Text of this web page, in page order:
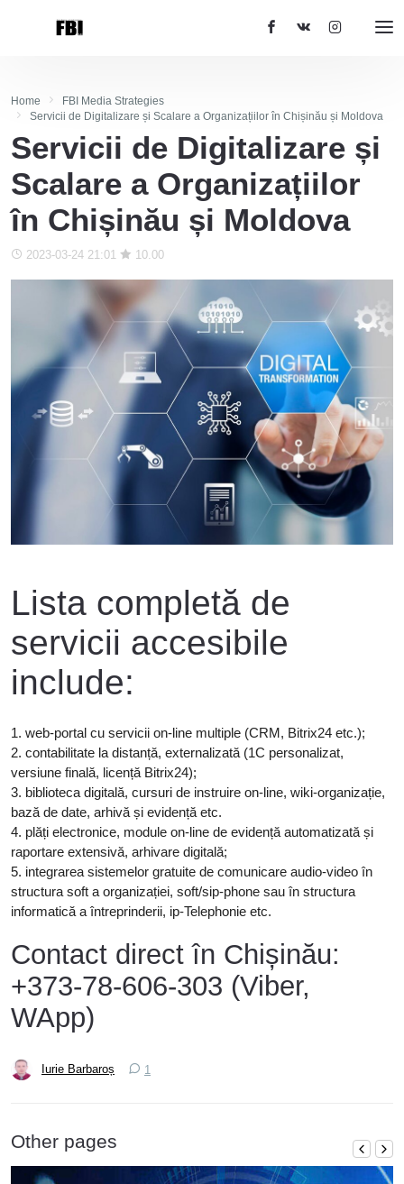
Home
FBI Media Strategies
Servicii de Digitalizare și Scalare a Organizațiilor în Chișinău și Moldova
Servicii de Digitalizare și
Scalare a Organizațiilor
în Chișinău și Moldova
2023-03-24 21:01 10.00
Lista completă de
servicii accesibile
include:
1. web-portal cu servicii on-line multiple (CRM, Bitrix24 etc.);
2. contabilitate la distanță, externalizată (1C personalizat,
versiune finală, licență Bitrix24);
3. biblioteca digitală, cursuri de instruire on-line, wiki-organizație,
bază de date, arhivă și evidență etc.
4. plăți electronice, module on-line de evidență automatizată și
raportare extensivă, arhivare digitală;
5. integrarea sistemelor gratuite de comunicare audio-video în
structura soft a organizației, soft/sip-phone sau în structura
informatică a întreprinderii, ip-Telephonie etc.
Contact direct în Chișinău:
+373-78-606-303 (Viber,
WApp)
Iurie Barbaroș 1
Other pages